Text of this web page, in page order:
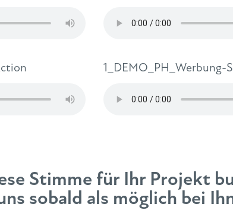
1_DEMO_PH_Werbung-
Stimme für Ihr Projekt
sobald als möglich bei